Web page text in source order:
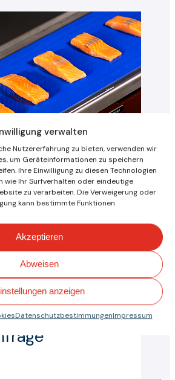
verwalten
Nutzererfahrung zu bieten, verwenden wir
um Geräteinformationen zu speichern
Ihre Einwilligung zu diesen Technologien
wie Ihr Surfverhalten oder eindeutige
zu verarbeiten. Die Verweigerung oder
kann bestimmte Funktionen
Akzeptieren
Abweisen
anzeigen
DatenschutzbestimmungenImpressum
Sie
Sie uns, wenn Sie
einem
oder einer
haben, an einer
Lösung
sind oder weitere
benötigen.